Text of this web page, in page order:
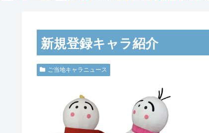
新規登録キャラ紹介
ご当地キャラニュース